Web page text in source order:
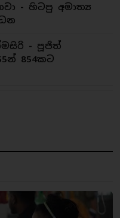
- හිටපු අමාත්‍ය
- පූජිත්
854කට